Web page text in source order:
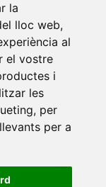
la
lloc web,
al
el vostre
i
les
, per
per a